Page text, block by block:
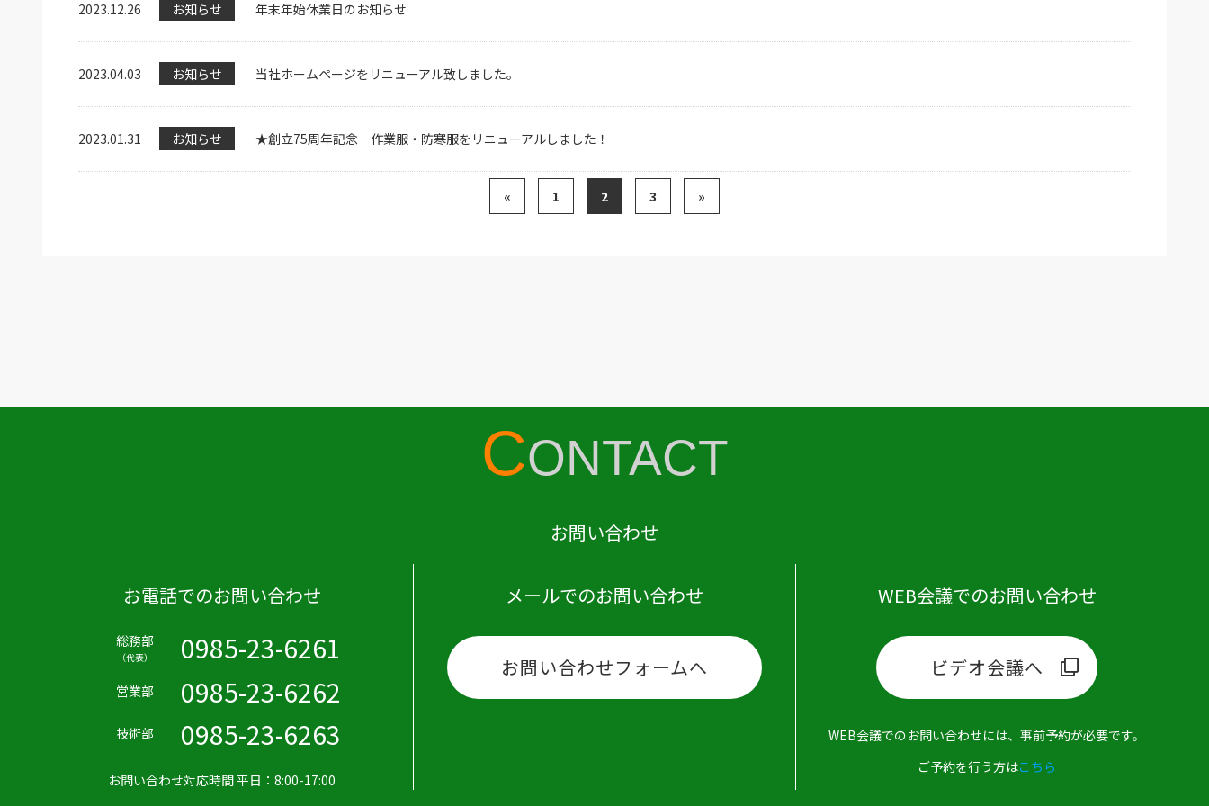
2023.12.26 お知らせ 年末年始休業日のお知らせ
2023.04.03 お知らせ 当社ホームページをリニューアル致しました。
2023.01.31 お知らせ ★創立75周年記念 作業服・防寒服をリニューアルしました！
« 1 2 3 »
CONTACT
お問い合わせ
お電話でのお問い合わせ
総務部
（代表） 0985-23-6261
営業部 0985-23-6262
技術部 0985-23-6263
お問い合わせ対応時間 平日：8:00-17:00
メールでのお問い合わせ
お問い合わせフォームへ
WEB会議でのお問い合わせ
ビデオ会議へ
WEB会議でのお問い合わせには、事前予約が必要です。
ご予約を行う方はこちら